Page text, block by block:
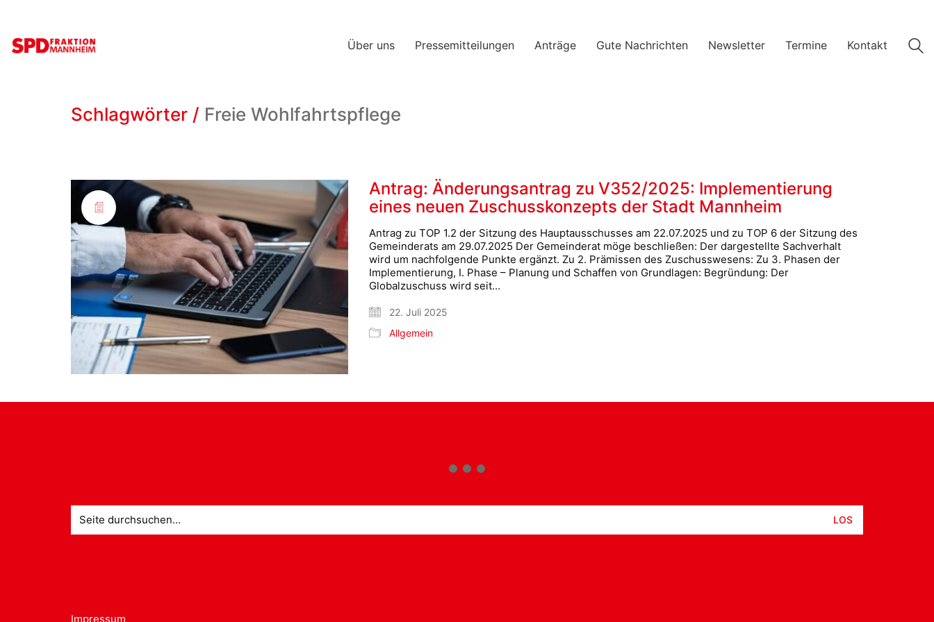
Über uns Pressemitteilungen Anträge Gute Nachrichten Newsletter Termine Kontakt
Schlagwörter / Freie Wohlfahrtspflege
Antrag: Änderungsantrag zu V352/2025: Implementierung
eines neuen Zuschusskonzepts der Stadt Mannheim
Antrag zu TOP 1.2 der Sitzung des Hauptausschusses am 22.07.2025 und zu TOP 6 der Sitzung des
Gemeinderats am 29.07.2025 Der Gemeinderat möge beschließen: Der dargestellte Sachverhalt
wird um nachfolgende Punkte ergänzt. Zu 2. Prämissen des Zuschusswesens: Zu 3. Phasen der
Implementierung, I. Phase – Planung und Schaffen von Grundlagen: Begründung: Der
Globalzuschuss wird seit…
22. Juli 2025
Allgemein
nach:
Impressum